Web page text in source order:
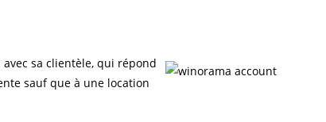
sa clientèle, qui répond
sauf que à une location